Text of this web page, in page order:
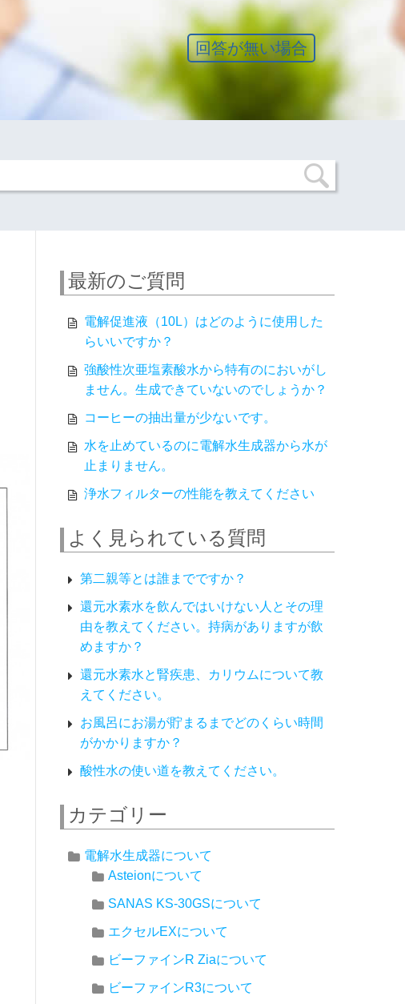
回答が無い場合
最新のご質問
電解促進液（10L）はどのように使用した
らいいですか？
強酸性次亜塩素酸水から特有のにおいがし
ません。生成できていないのでしょうか？
コーヒーの抽出量が少ないです。
水を止めているのに電解水生成器から水が
止まりません。
浄水フィルターの性能を教えてください
よく見られている質問
第二親等とは誰までですか？
還元水素水を飲んではいけない人とその理
由を教えてください。持病がありますが飲
めますか？
還元水素水と腎疾患、カリウムについて教
えてください。
お風呂にお湯が貯まるまでどのくらい時間
がかかりますか？
酸性水の使い道を教えてください。
カテゴリー
電解水生成器について
Asteionについて
SANAS KS-30GSについて
エクセルEXについて
ビーファインR Ziaについて
ビーファインR3について